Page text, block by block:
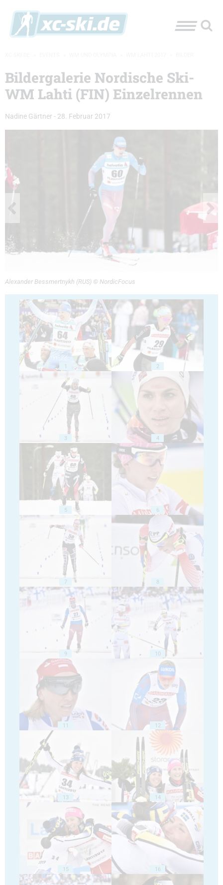
Bildergalerie Nordische Ski-
WM Lahti (FIN) Einzelrennen
Nadine Gärtner - 28. Februar 2017
Alexander Bessmertnykh (RUS) © NordicFocus
1 2
3 4
5 6
7 8
9 10
11 12
13 14
15 16